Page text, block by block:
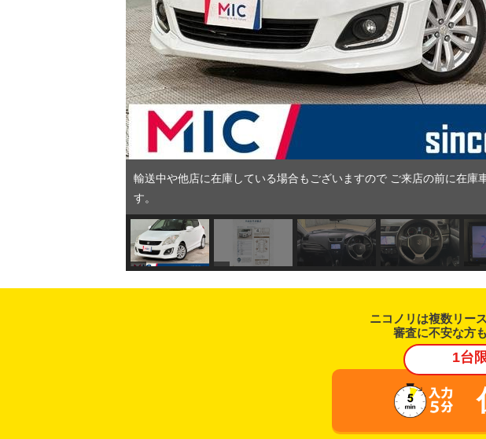
輸送中や他店に在庫している場合もございますので ご来店の前に在庫
す。
ニコノリは複数リー
審査に不安な方
1台